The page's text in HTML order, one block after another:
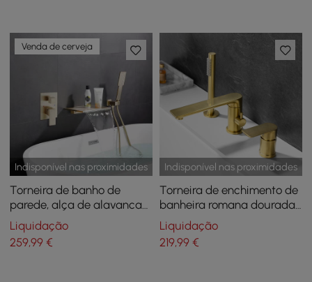
Indisponível nas proximidades
Venda de cerveja
Torneira de banho de
parede, alça de alavanca
única de latão sólido em
ouro escovado
Liquidação
259,99 €
Indisponível nas proximidades
Torneira de enchimento de
banheira romana dourada
escovada para montagem
no convés com chuveiro de
mão em latão sólido
Liquidação
219,99€